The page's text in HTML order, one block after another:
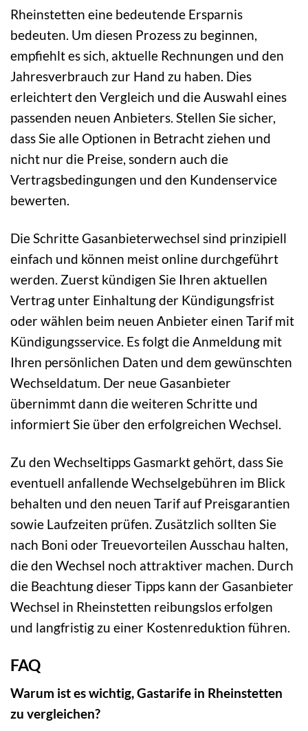
Rheinstetten eine bedeutende Ersparnis
bedeuten. Um diesen Prozess zu beginnen,
empfiehlt es sich, aktuelle Rechnungen und den
Jahresverbrauch zur Hand zu haben. Dies
erleichtert den Vergleich und die Auswahl eines
passenden neuen Anbieters. Stellen Sie sicher,
dass Sie alle Optionen in Betracht ziehen und
nicht nur die Preise, sondern auch die
Vertragsbedingungen und den Kundenservice
bewerten.
Die Schritte Gasanbieterwechsel sind prinzipiell
einfach und können meist online durchgeführt
werden. Zuerst kündigen Sie Ihren aktuellen
Vertrag unter Einhaltung der Kündigungsfrist
oder wählen beim neuen Anbieter einen Tarif mit
Kündigungsservice. Es folgt die Anmeldung mit
Ihren persönlichen Daten und dem gewünschten
Wechseldatum. Der neue Gasanbieter
übernimmt dann die weiteren Schritte und
informiert Sie über den erfolgreichen Wechsel.
Zu den Wechseltipps Gasmarkt gehört, dass Sie
eventuell anfallende Wechselgebühren im Blick
behalten und den neuen Tarif auf Preisgarantien
sowie Laufzeiten prüfen. Zusätzlich sollten Sie
nach Boni oder Treuevorteilen Ausschau halten,
die den Wechsel noch attraktiver machen. Durch
die Beachtung dieser Tipps kann der Gasanbieter
Wechsel in Rheinstetten reibungslos erfolgen
und langfristig zu einer Kostenreduktion führen.
FAQ
Warum ist es wichtig, Gastarife in Rheinstetten
zu vergleichen?